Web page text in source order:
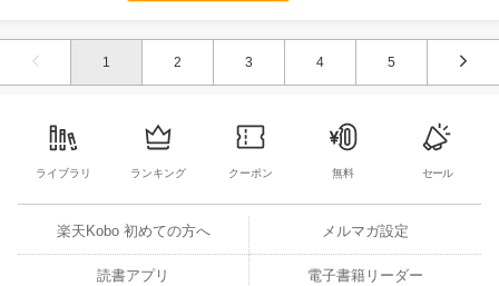
1 2 3 4 5
ライブラリ ランキング クーポン 無料 セール
楽天Kobo 初めての方へ メルマガ設定
読書アプリ 電子書籍リーダー